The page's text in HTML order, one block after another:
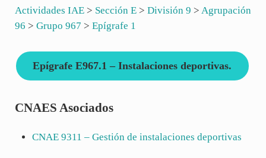
Actividades IAE> Sección E> División 9 > Agrupación
96 > Grupo 967 > Epígrafe 1
Epígrafe E967.1 – Instalaciones deportivas.
CNAES Asociados
CNAE9311 – Gestión de instalaciones deportivas